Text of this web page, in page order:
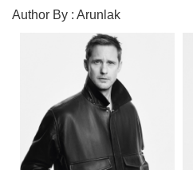
Author By : Arunlak